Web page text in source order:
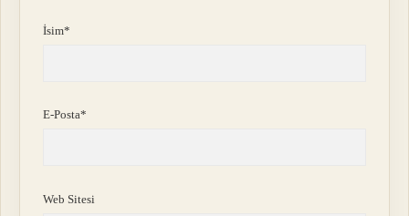
İsim*
E-Posta*
Web Sitesi